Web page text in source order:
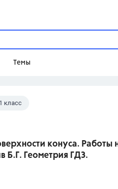
Темы
Домашнее задание
Школа
класс
конуса. Работы
Б.Г. Геометрия ГДЗ.